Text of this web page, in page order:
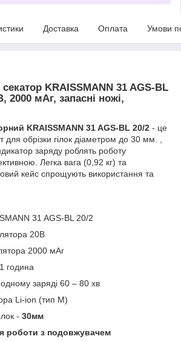
Доставка Оплата Умови
KRAISSMANN 31 AGS-BL
2000 мАг, запасні ножі,
KRAISSMANN 31 AGS-BL 20/2 - це
для обрізки гілок діаметром до 30 мм. ,
заряду роблять роботу
Легка вага (0,92 кг) та
кейс спрощують використання та
31 AGS-BL 20/2
20В
2000 мАг
година
заряді 60 – 80 хв
Li-ion (тип М)
- 30мм
роботи з подовжувачем